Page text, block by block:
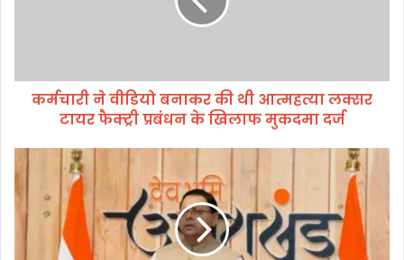
ब
थी
आ
कर्मचारी ने वीडियो बनाकर की थी आत्महत्या लक्सर
टायर फैक्ट्री प्रबंधन के खिलाफ मुकदमा दर्ज
ख्य
मं
त्री